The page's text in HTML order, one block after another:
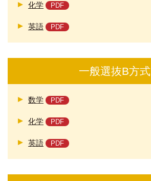
化学
英語
一般選抜B方式
数学
化学
英語